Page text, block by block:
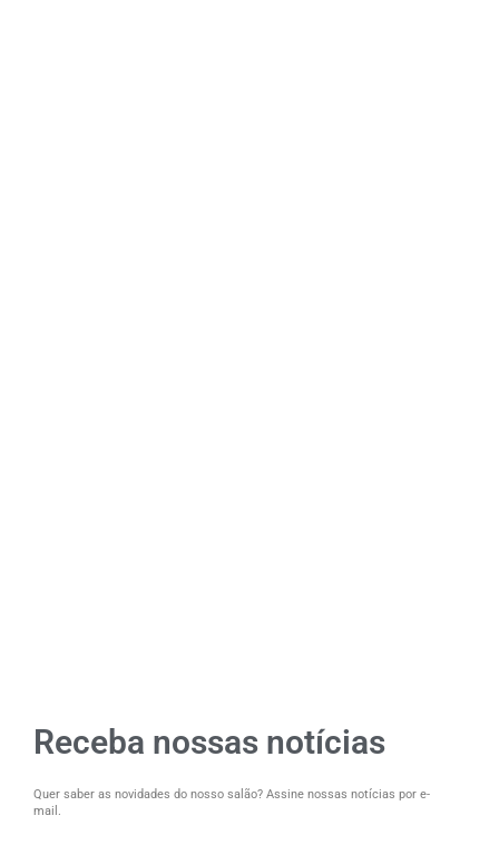
Receba nossas notícias
Quer saber as novidades do nosso salão? Assine nossas notícias por e-
mail.